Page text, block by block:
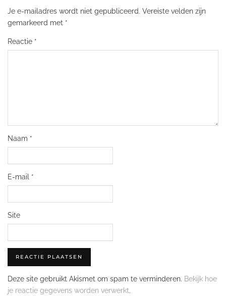
Je e-mailadres wordt niet gepubliceerd. Vereiste velden zijn
gemarkeerd met *
Reactie *
Naam *
E-mail *
Site
Deze site gebruikt Akismet om spam te verminderen. Bekijk hoe
je reactie gegevens worden verwerkt.